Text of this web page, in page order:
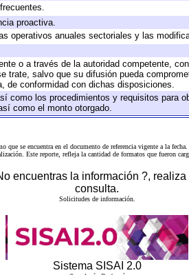
proactiva.
operativos anuales sectoriales y las
o a través de la autoridad competente,
trate, salvo que su difusión pueda
de conformidad con dichas disposiciones.
como los procedimientos y requisitos para
como el monto otorgado.
que se encuentra en el documento de referenciavigente a la fecha.
Este reporte, refleja la cantidad de formatos que fueron
encuentras la información ?, realiza
consulta.
Solicitudes de información.
Sistema SISAI 2.0